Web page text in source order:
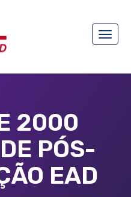
Toggle
2000
PÓS-
EAD